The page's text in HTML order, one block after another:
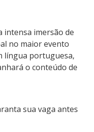
intensa imersão de
no maior evento
língua portuguesa,
o conteúdo de
sua vaga antes